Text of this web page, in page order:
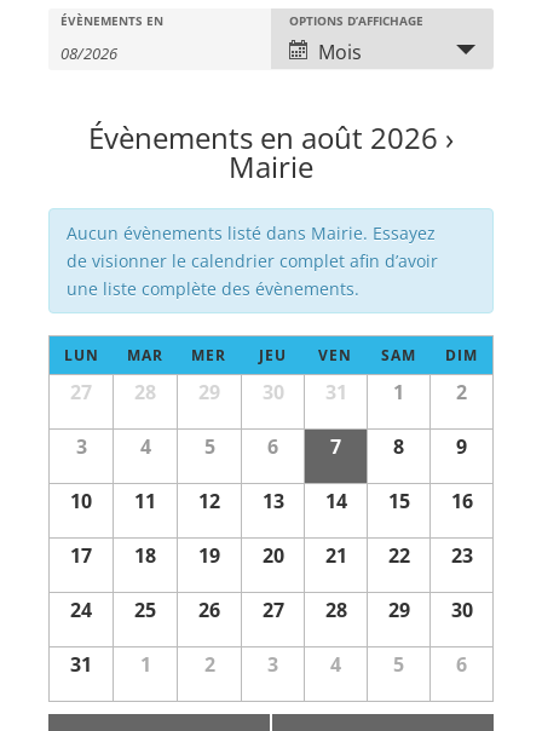
Recherche
et
vues
Rechercher
Évènements
ÉVÈNEMENTS EN Navigation
de
vues
OPTIONS D’AFFICHAGE
Mois
Évènements en août 2026 ›
Mairie
Aucun évènements listé dans Mairie. Essayez
de visionner le calendrier complet afin d’avoir
une liste complète des évènements.
Calendrier
de
Évènements
Calendrier
Évènements
LUN MAR MER JEU VEN SAM DIM
27 28 29 30 31 1 2
3 4 5 6 7 8 9
10 11 12 13 14 15 16
17 18 19 20 21 22 23
24 25 26 27 28 29 30
31 1 2 3 4 5 6